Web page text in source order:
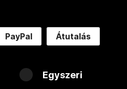
PayPal Átutalás
Egyszeri